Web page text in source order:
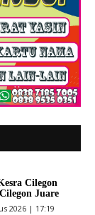
Cilegon
Juare
2026 | 17:19